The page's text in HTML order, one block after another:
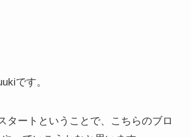
です。
タートということで、こちらのブロ